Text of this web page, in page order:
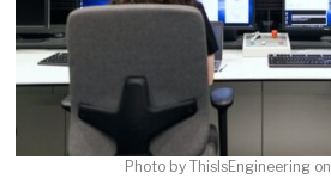
Photo by ThisIsEngineering on